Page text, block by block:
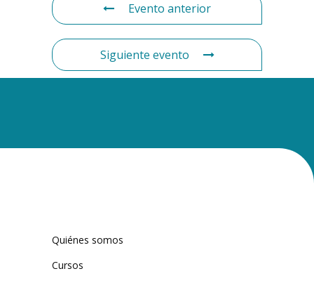
Evento anterior
Siguiente evento
Quiénes somos
Cursos